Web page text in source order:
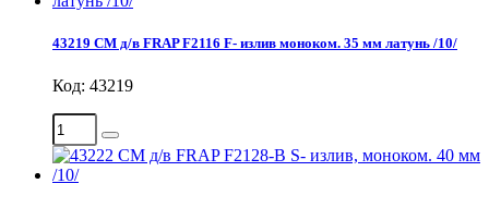
43219 СМ д/в FRAP F2116 F- излив моноком. 35 мм латунь /10/
Код: 43219